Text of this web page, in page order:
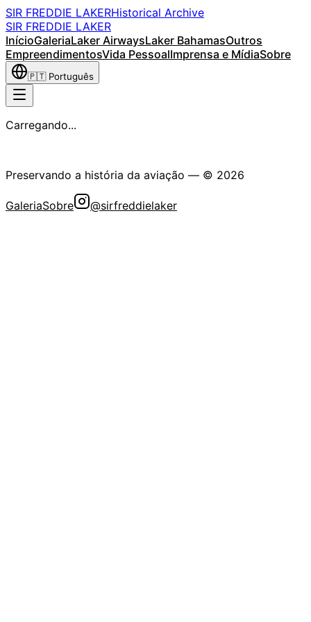
SIR FREDDIE LAKERHistorical Archive
SIR FREDDIE LAKER
InícioGaleriaLaker AirwaysLaker BahamasOutros
EmpreendimentosVida PessoalImprensa e MídiaSobre
🇵🇹 Português
Carregando...
Preservando a história da aviação — © 2026
GaleriaSobre @sirfreddielaker